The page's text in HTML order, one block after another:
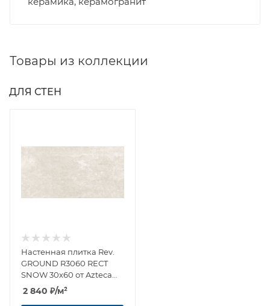
Товары из коллекции
ДЛЯ СТЕН
Настенная плитка Rev.
GROUND R3060 RECT
SNOW 30x60 от Azteca
(Испания)
2 840 ₽/м²